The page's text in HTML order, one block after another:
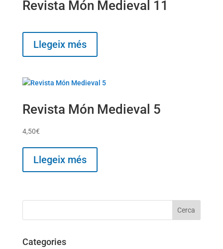
Revista Món Medieval 11
Llegeix més
Revista Món Medieval 5
4,50€
Llegeix més
Categories